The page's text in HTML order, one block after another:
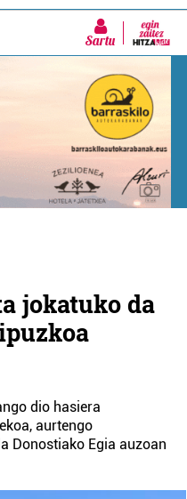
Sartu
jokatuko da
dio hasiera
aurtengo
Donostiako Egia auzoan